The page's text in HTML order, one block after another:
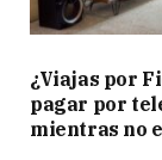
¿Viajas por
pagar por
mientras no